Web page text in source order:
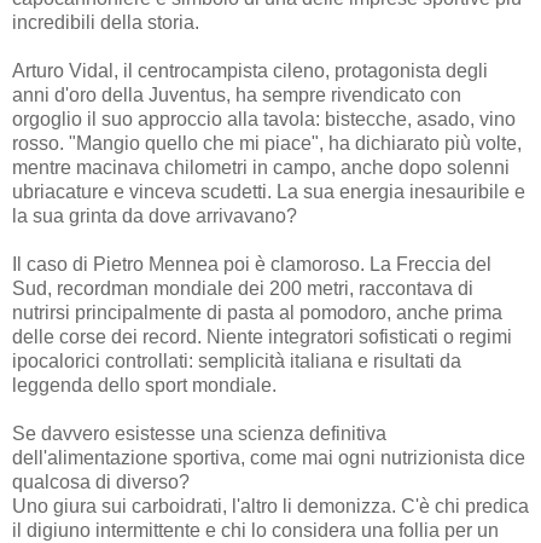
incredibili della storia.
Arturo Vidal, il centrocampista cileno, protagonista degli
anni d'oro della Juventus, ha sempre rivendicato con
orgoglio il suo approccio alla tavola: bistecche, asado, vino
rosso. "Mangio quello che mi piace", ha dichiarato più volte,
mentre macinava chilometri in campo, anche dopo solenni
ubriacature e vinceva scudetti. La sua energia inesauribile e
la sua grinta da dove arrivavano?
Il caso di Pietro Mennea poi è clamoroso. La Freccia del
Sud, recordman mondiale dei 200 metri, raccontava di
nutrirsi principalmente di pasta al pomodoro, anche prima
delle corse dei record. Niente integratori sofisticati o regimi
ipocalorici controllati: semplicità italiana e risultati da
leggenda dello sport mondiale.
Se davvero esistesse una scienza definitiva
dell'alimentazione sportiva, come mai ogni nutrizionista dice
qualcosa di diverso?
Uno giura sui carboidrati, l'altro li demonizza. C'è chi predica
il digiuno intermittente e chi lo considera una follia per un